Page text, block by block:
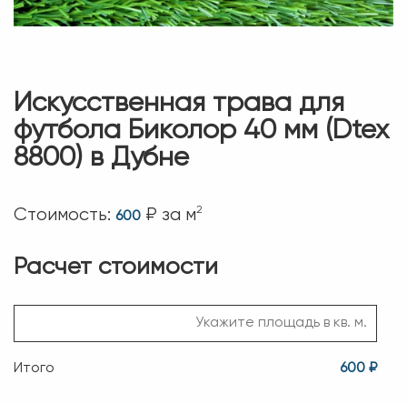
Искусственная трава для
футбола Биколор 40 мм (Dtex
8800) в Дубне
Стоимость: 600 ₽ за м2
Расчет стоимости
Итого 600 ₽